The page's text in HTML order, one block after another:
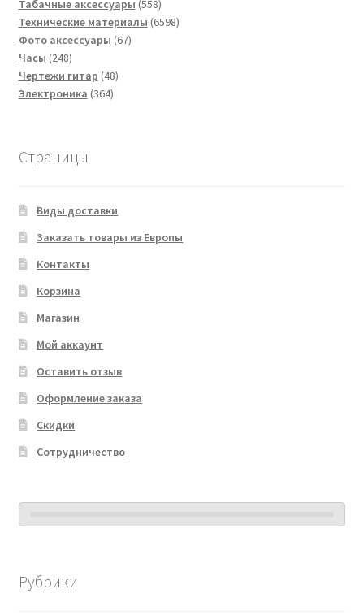
Табачные аксессуары 558
товаров
Технические материалы 65986598
Фото аксессуары 6767
Часы 248248
товаров
Чертежи гитар 4848
Электроника 364364
Страницы
Виды доставки
Заказать товары из Европы
Контакты
Корзина
Магазин
Мой аккаунт
Оставить отзыв
Оформление заказа
Скидки
Сотрудничество
Рубрики